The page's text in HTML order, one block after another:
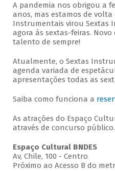
A pandemia nos obrigou a
anos, mas estamos de volta
Instrumentais virou Sextas
agora às sextas-feiras.
talento de sempre!
Atualmente, o Sextas
agenda variada de
apresentações todas as
Saiba como funciona a
As atrações do Espaço
através de concurso público.
Espaço Cultural BNDES
Av, Chile, 100 - Centro
Próximo ao Acesso B do